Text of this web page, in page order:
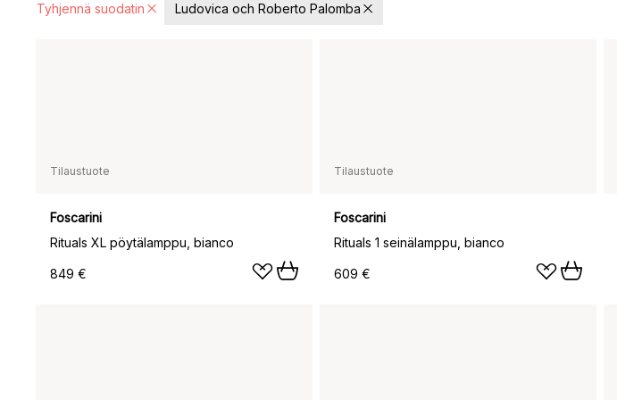
Tyhjennä suodatin Ludovica och Roberto Palomba
Tilaustuote
Foscarini
Rituals XL pöytälamppu, bianco
849 €
Tilaustuote
Foscarini
Rituals 1 seinälamppu, bianco
609 €